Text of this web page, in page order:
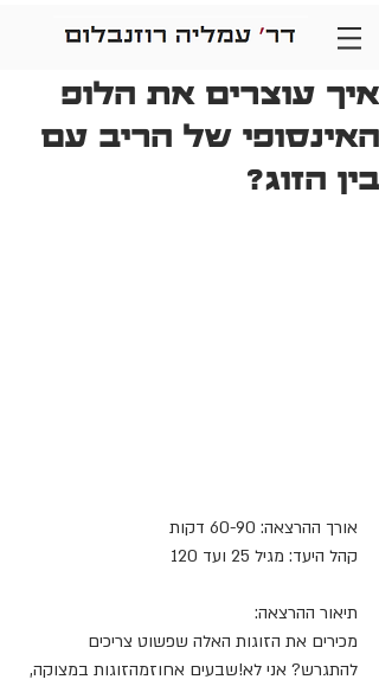
איך עוצרים את הלופ
האינסופי של הריב עם
בין הזוג?
אורך ההרצאה: 60-90 דקות
קהל היעד: מגיל 25 ועד 120
תיאור ההרצאה:
מכירים את הזוגות האלה שפשוט צריכים
להתגרש? אני לא!שבעים אחוזמהזוגות במצוקה,